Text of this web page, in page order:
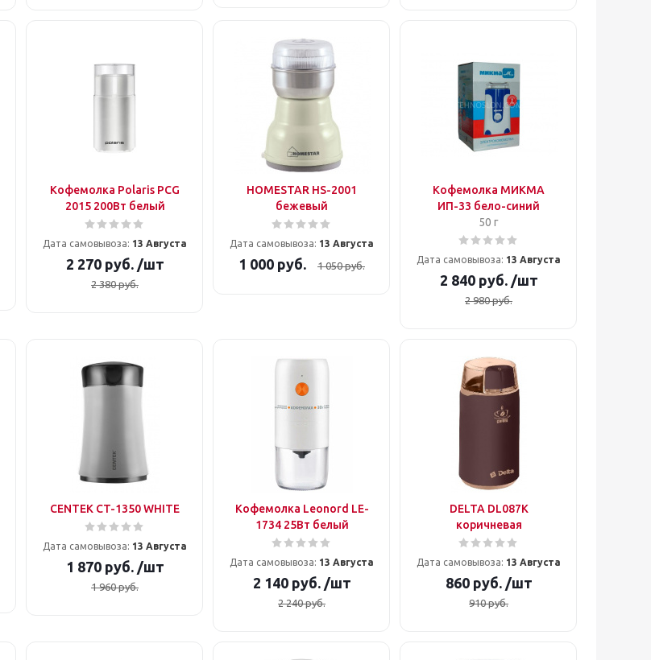
Кофемолка Polaris PCG
2015 200Вт белый
Дата самовывоза: 13 Августа
2 270руб. /шт
2 380руб.
HOMESTAR HS-2001
бежевый
Дата самовывоза: 13 Августа
1 000 руб. 1 050руб.
Кофемолка МИКМА
ИП-33 бело-синий
50 г
Дата самовывоза: 13 Августа
2 840руб. /шт
2 980руб.
CENTEK CT-1350 WHITE
Дата самовывоза: 13 Августа
1 870руб. /шт
1 960руб.
Кофемолка Leonord LE-
1734 25Вт белый
Дата самовывоза: 13 Августа
2 140руб. /шт
2 240руб.
DELTA DL087K
коричневая
Дата самовывоза: 13 Августа
860руб. /шт
910руб.